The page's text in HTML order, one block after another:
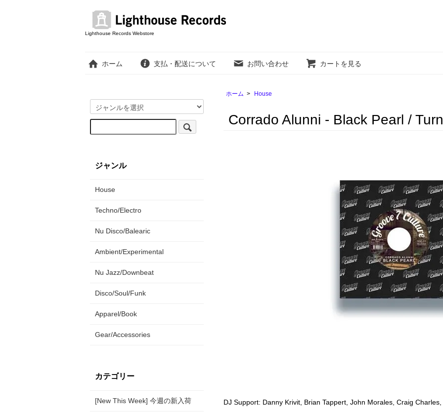
Lighthouse Records Webstore
ホーム 支払・配送について お問い合わせ カートを見る
ホーム > House
Corrado Alunni - Black Pearl /
DJ Support: Danny Krivit, Brian Tappert, John Morales, Craig
ジャンル
House
Techno/Electro
Nu Disco/Balearic
Ambient/Experimental
Nu Jazz/Downbeat
Disco/Soul/Funk
Apparel/Book
Gear/Accessories
カテゴリー
[New This Week] 今週の新入荷